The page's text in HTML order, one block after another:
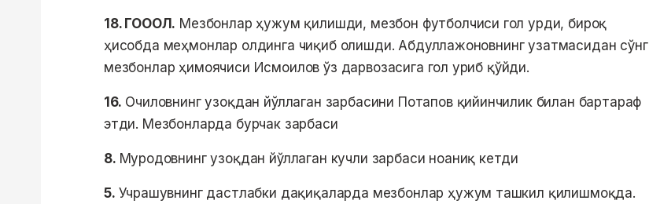
18. ГОООЛ. Мезбонлар ҳужум қилишди, мезбон футболчиси гол урди, бироқ
ҳисобда меҳмонлар олдинга чиқиб олишди. Абдуллажоновнинг узатмасидан сўнг
мезбонлар ҳимоячиси Исмоилов ўз дарвозасига гол уриб қўйди.
16. Очиловнинг узоқдан йўллаган зарбасини Потапов қийинчилик билан бартараф
этди. Мезбонларда бурчак зарбаси
8. Муродовнинг узоқдан йўллаган кучли зарбаси ноаниқ кетди
5. Учрашувнинг дастлабки дақиқаларда мезбонлар ҳужум ташкил қилишмоқда.